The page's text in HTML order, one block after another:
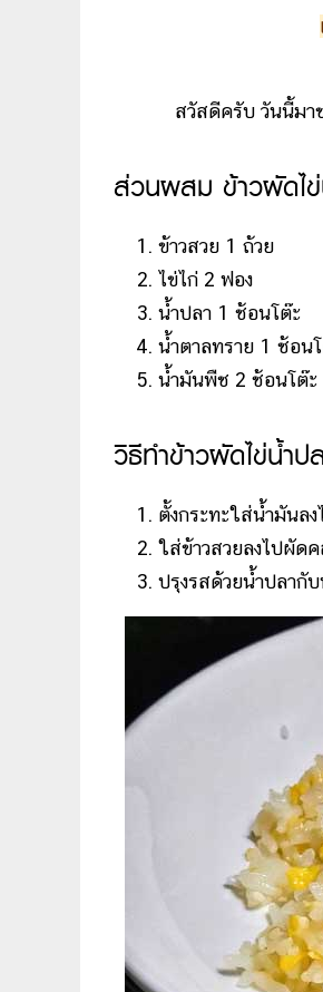
สวัสดีครับ วันนี้มา
ส่วนผสม ข้าวผัดไ
ข้าวสวย 1 ถ้วย
ไข่ไก่ 2 ฟอง
น้ำปลา 1 ช้อนโต๊ะ
น้ำตาลทราย 1 ช้อน
น้ำมันพืช 2 ช้อนโต๊ะ
วิธีทำข้าวผัดไข่น้ำป
ตั้งกระทะใส่น้ำมันล
ใส่ข้าวสวยลงไปผัด
ปรุงรสด้วยน้ำปลากั